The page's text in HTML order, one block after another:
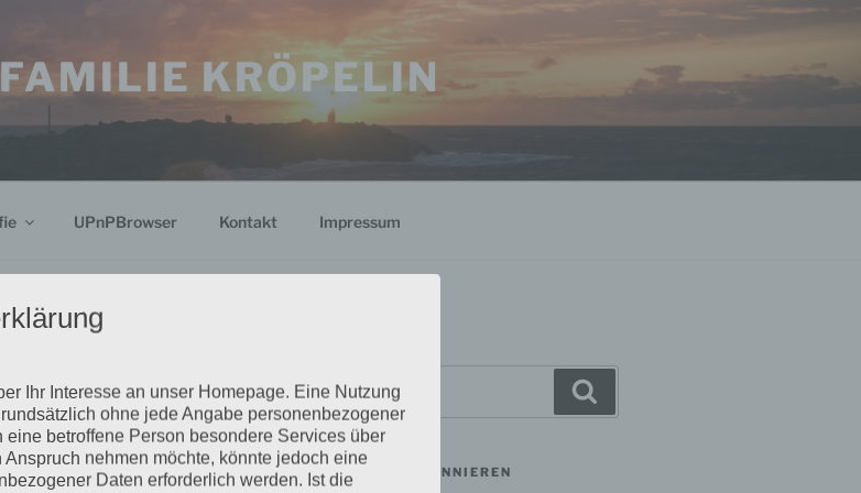
KRÖPELIN
UPnPBrowser Kontakt Impressum
Vielleicht hilft die
nach:
BLOG VIA E-MAIL ABONNIEREN
Ihr Interesse an unser Homepage. Eine Nutzung
ohne jede Angabe personenbezogener
eine betroffene Person besondere Services über
Anspruch nehmen möchte, könnte jedoch eine
Daten erforderlich werden. Ist die